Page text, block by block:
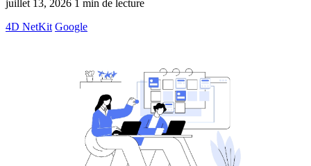
juillet 13, 2026 1 min de lecture
4D NetKit Google